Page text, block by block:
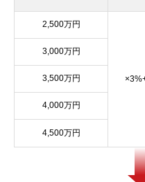
2,500万円
3,000万円
3,500万円
4,000万円
4,500万円